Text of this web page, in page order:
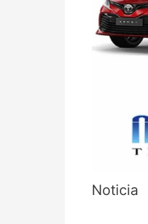
Noticia